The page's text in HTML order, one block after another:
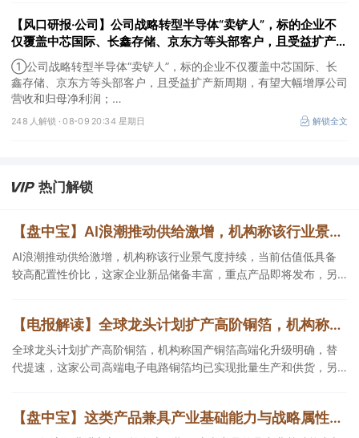
料>华峰化学>健盛集团。
【风口研报·公司】公司战略转型半导体“卖铲人”，标的企业不
仅覆盖中芯国际、长鑫存储、京东方等头部客户，且受益扩产新
周期，有望大幅增厚公司营收和归母净利润；周策略：市场情绪
有望逐渐回暖并重拾上行趋势
①公司战略转型半导体“卖铲人”，标的企业不仅覆盖中芯国际、长
鑫存储、京东方等头部客户，且受益扩产新周期，有望大幅增厚公司
营收和归母净利润；
②周策略：市场情绪有望逐渐回暖并重拾上行趋势。
248 人解锁 ·08-09 20:34 星期日 解锁全文
热门解锁
【盘中宝】AI浪潮推动供给激增，机构称该行业景气度持续，当前估值低具备较高配置性价比，这家企业重点产品即将发布
AI浪潮推动供给激增，机构称该行业景气度持续，当前估值低具备
较高配置性价比，这家企业新品储备丰富，重点产品即将发布，另
【电报解读】全球龙头计划扩产高阶铜箔，机构称国产铜箔高端化升级明确，替代提速，这家公司高端电子电路铜箔均已实现批量生产和供货
全球龙头计划扩产高阶铜箔，机构称国产铜箔高端化升级明确，替
代提速，这家公司高端电子电路铜箔均已实现批量生产和供货，另
【盘中宝】这类产品兼具产业基础能力与战略属性，AI算力相关需求也已进入快速增长期，这家公司产品面向下游多个关键应用领域